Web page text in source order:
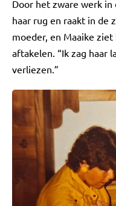
Door het zware werk
haar rug en raakt in de
moeder, en Maaike
aftakelen. “Ik zag haar
verliezen.”